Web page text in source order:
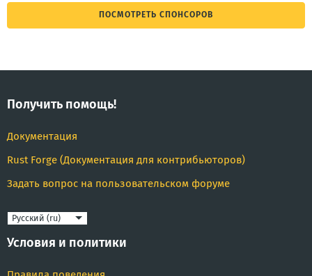
ПОСМОТРЕТЬ СПОНСОРОВ
Получить помощь!
Документация
Rust Forge (Документация для контрибьюторов)
Задать вопрос на пользовательском форуме
Язык
Условия и политики